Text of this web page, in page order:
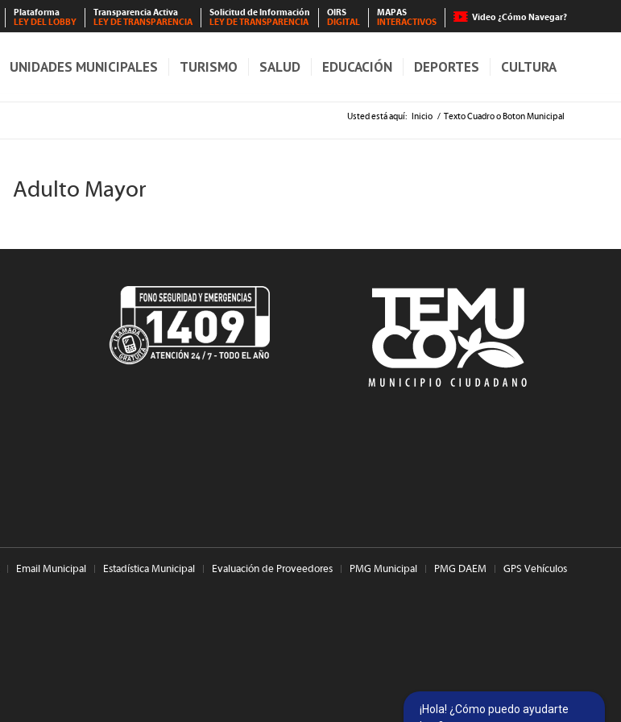
Plataforma
LEY DEL LOBBY
Transparencia Activa
LEY DE TRANSPARENCIA
Solicitud de Información
LEY DE TRANSPARENCIA
OIRS
DIGITAL
MAPAS
INTERACTIVOS
Video ¿Cómo Navegar?
UNIDADES MUNICIPALES TURISMO SALUD EDUCACIÓN DEPORTES CULTURA
Usted está aquí: Inicio / Texto Cuadro o Boton Municipal
Adulto Mayor
Email Municipal Estadística Municipal Evaluación de Proveedores PMG Municipal PMG DAEM GPS Vehículos
¡Hola! ¿Cómo puedo ayudarte